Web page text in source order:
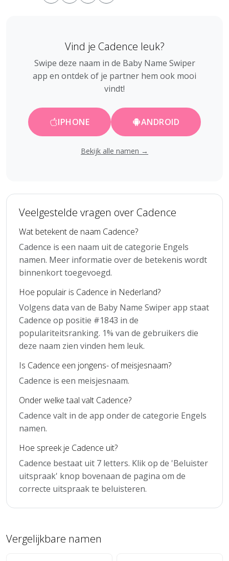
Vind je Cadence leuk?
Swipe deze naam in de Baby Name Swiper
app en ontdek of je partner hem ook mooi
vindt!
IPHONE ANDROID
Bekijk alle namen →
Veelgestelde vragen over Cadence
Wat betekent de naam Cadence?
Cadence is een naam uit de categorie Engels
namen. Meer informatie over de betekenis wordt
binnenkort toegevoegd.
Hoe populair is Cadence in Nederland?
Volgens data van de Baby Name Swiper app staat
Cadence op positie #1843 in de
populariteitsranking. 1% van de gebruikers die
deze naam zien vinden hem leuk.
Is Cadence een jongens- of meisjesnaam?
Cadence is een meisjesnaam.
Onder welke taal valt Cadence?
Cadence valt in de app onder de categorie Engels
namen.
Hoe spreek je Cadence uit?
Cadence bestaat uit 7 letters. Klik op de 'Beluister
uitspraak' knop bovenaan de pagina om de
correcte uitspraak te beluisteren.
Vergelijkbare namen